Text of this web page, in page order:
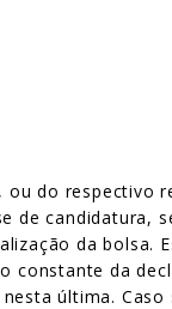
do respectivo
de candidatura,
da bolsa.
da
última.